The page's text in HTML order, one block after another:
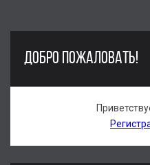
ДОБРО ПОЖАЛОВАТЬ!